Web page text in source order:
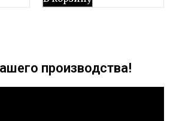
производства!